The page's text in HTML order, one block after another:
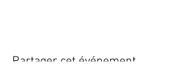
Partager cet événement